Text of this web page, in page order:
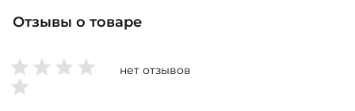
Отзывы о товаре
нет отзывов